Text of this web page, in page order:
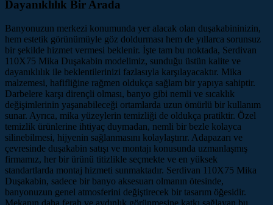
Dayanıklılık Bir Arada
Banyonuzun merkezi konumunda yer alacak olan duşakabininizin,
hem estetik görünümüyle göz doldurması hem de yıllarca sorunsuz
bir şekilde hizmet vermesi beklenir. İşte tam bu noktada, Serdivan
110X75 Mika Duşakabin modelimiz, sunduğu üstün kalite ve
dayanıklılık ile beklentilerinizi fazlasıyla karşılayacaktır. Mika
malzemesi, hafifliğine rağmen oldukça sağlam bir yapıya sahiptir.
Darbelere karşı dirençli olması, banyo gibi nemli ve sıcaklık
değişimlerinin yaşanabileceği ortamlarda uzun ömürlü bir kullanım
sunar. Ayrıca, mika yüzeylerin temizliği de oldukça pratiktir. Özel
temizlik ürünlerine ihtiyaç duymadan, nemli bir bezle kolayca
silinebilmesi, hijyenin sağlanmasını kolaylaştırır. Adapazarı ve
çevresinde duşakabin satışı ve montajı konusunda uzmanlaşmış
firmamız, her bir ürünü titizlikle seçmekte ve en yüksek
standartlarda montaj hizmeti sunmaktadır. Serdivan 110X75 Mika
Duşakabin, sadece bir banyo aksesuarı olmanın ötesinde,
banyonuzun genel atmosferini değiştirecek bir tasarım öğesidir.
Mekanın daha ferah ve aydınlık görünmesine katkı sağlayan bu